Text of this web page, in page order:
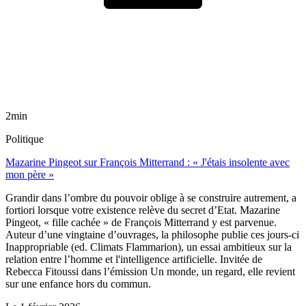
2min
Politique
Mazarine Pingeot sur François Mitterrand : « J'étais insolente avec
mon père »
Grandir dans l’ombre du pouvoir oblige à se construire autrement, a
fortiori lorsque votre existence relève du secret d’Etat. Mazarine
Pingeot, « fille cachée » de François Mitterrand y est parvenue.
Auteur d’une vingtaine d’ouvrages, la philosophe publie ces jours-ci
Inappropriable (ed. Climats Flammarion), un essai ambitieux sur la
relation entre l’homme et l'intelligence artificielle. Invitée de
Rebecca Fitoussi dans l’émission Un monde, un regard, elle revient
sur une enfance hors du commun.